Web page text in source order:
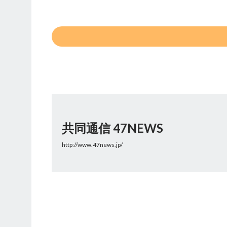
共同通信 47NEWS
http://www.47news.jp/